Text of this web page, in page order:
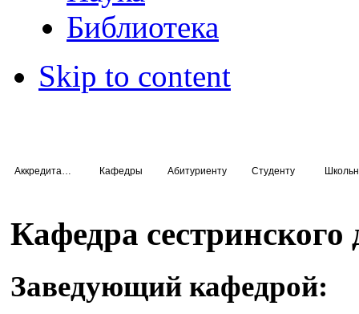
Библиотека
Skip to content
Кафедры Абитуриенту Студенту
Кафедра сестринского
Заведующий кафедрой: